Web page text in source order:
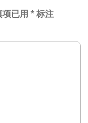
项已用 *标注